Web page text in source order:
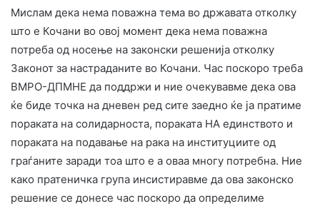
Мислам дека нема поважна тема во државата отколку
што е Кочани во овој момент дека нема поважна
потреба од носење на законски решенија отколку
Законот за настраданите во Кочани. Час поскоро треба
ВМРО-ДПМНЕ да поддржи и ние очекувавме дека ова
ќе биде точка на дневен ред сите заедно ќе ја пратиме
пораката на солидарноста, пораката НА единството и
пораката на подавање на рака на институциите од
граѓаните заради тоа што е а оваа многу потребна. Ние
како пратеничка група инсистиравме да ова законско
решение се донесе час поскоро да определиме